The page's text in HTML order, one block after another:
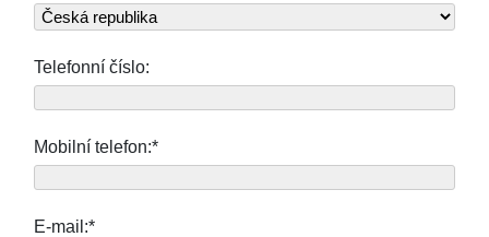
Telefonní číslo:
Mobilní telefon:*
E-mail:*